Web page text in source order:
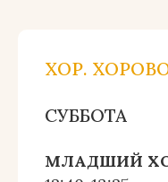
ХОР.
СУББОТА
МЛАДШИЙ